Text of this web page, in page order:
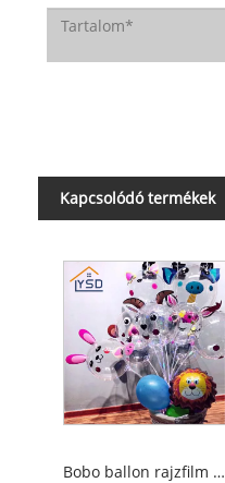
Kapcsolódó termékek
Bobo ballon rajzfilm -matricával